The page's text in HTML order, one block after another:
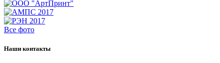
Все фото
Наши контакты